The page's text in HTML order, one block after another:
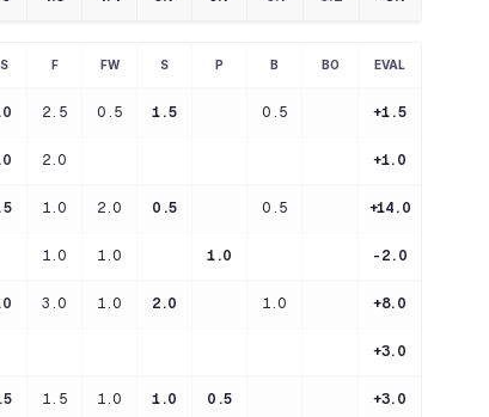
F FW S P B BO
EVAL
2.5 0.5 1.5 0.5 +1.5
2.0 +1.0
1.0 2.0 0.5 0.5 +14.0
1.0 1.0 1.0 -2.0
3.0 1.0 2.0 1.0 +8.0
+3.0
1.5 1.0 1.0 0.5 +3.0